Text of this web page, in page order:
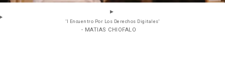
'I Encuentro Por Los Derechos Digitales'
- MATIAS CHIOFALO